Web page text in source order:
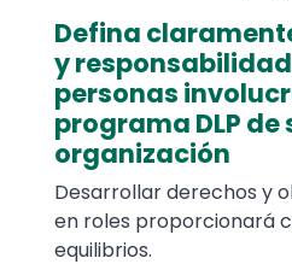
Defina
y
personas
programa DLP de
organización
Desarrollar derechos y
en roles proporcionará
equilibrios.